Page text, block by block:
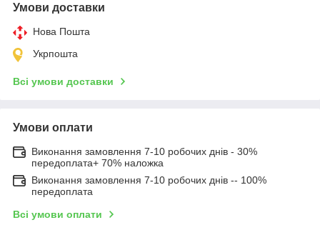
Умови доставки
Нова Пошта
Укрпошта
Всі умови доставки
Умови оплати
Виконання замовлення 7-10 робочих днів - 30%
передоплата+ 70% наложка
Виконання замовлення 7-10 робочих днів -- 100%
передоплата
Всі умови оплати